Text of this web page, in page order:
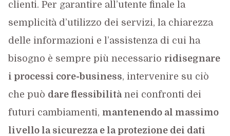
clienti. Per garantire all’utente finale la
semplicità d’utilizzo dei servizi, la chiarezza
delle informazioni e l’assistenza di cui ha
bisogno è sempre più necessario ridisegnare
i processi core-business, intervenire su ciò
che può dare flessibilitànei confronti dei
futuri cambiamenti, mantenendo al massimo
livello la sicurezza e la protezione dei dati